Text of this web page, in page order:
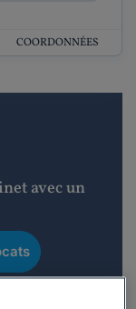
COORDONNÉES
avec un